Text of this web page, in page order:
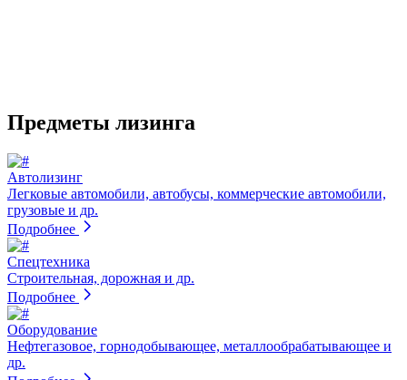
Предметы лизинга
Автолизинг
Легковые автомобили, автобусы, коммерческие автомобили,
грузовые и др.
Подробнее
Спецтехника
Строительная, дорожная и др.
Подробнее
Оборудование
Нефтегазовое, горнодобывающее, металлообрабатывающее и
др.